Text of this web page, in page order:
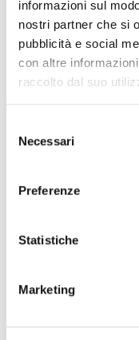
informazioni sul
nostri partner che si
pubblicità e social
con altre
raccolto dal suo
delNecessari
Preferenze
Statistiche
Marketing
Settore
di Rossella Luciani